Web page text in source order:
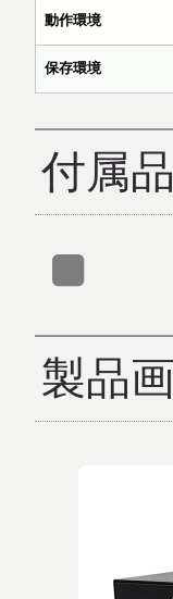
動作環境
保存環境
付属品
製品